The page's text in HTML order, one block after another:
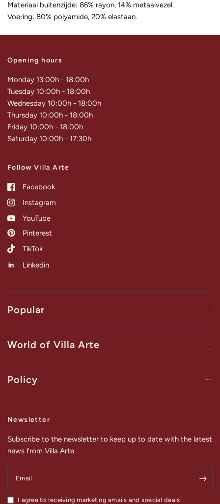
Materiaal buitenzijde: 86% rayon, 14% metaalvezel.
Voering: 80% polyamide, 20% elastaan.
Opening hours
Monday 13:00h - 18:00h
Tuesday 10:00h - 18:00h
Wednesday 10:00h - 18:00h
Thursday 10:00h - 18:00h
Friday 10:00h - 18:00h
Saturday 10:00h - 17:30h
Follow Villa Arte
Facebook
Instagram
YouTube
Pinterest
TikTok
Linkedin
Popular
World of Villa Arte
Policy
Newsletter
Subscribe to the newsletter to keep up to date with the latest
news from Villa Arte.
Email
I agree to receiving marketing emails and special deals